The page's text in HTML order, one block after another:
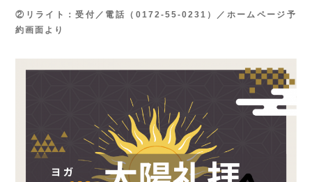
②リライト：受付／電話（0172-55-0231）／ホームページ予
約画面より